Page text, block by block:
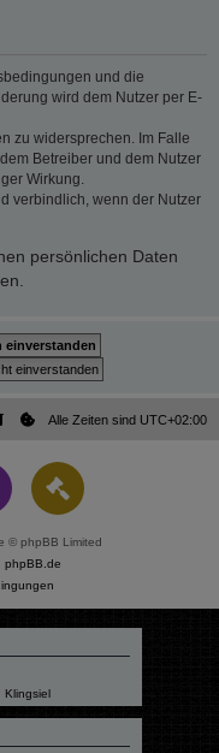
und die
wird dem Nutzer per E-
zu widersprechen. Im Falle
Betreiber und dem Nutzer
Wirkung.
verbindlich, wenn der Nutzer
persönlichen Daten
Alle Zeiten sind UTC+02:00
© phpBB Limited
phpBB.de
Klingsiel